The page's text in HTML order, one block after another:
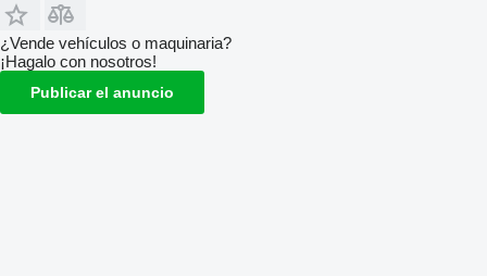
¿Vende vehículos o maquinaria?
¡Hagalo con nosotros!
Publicar el anuncio